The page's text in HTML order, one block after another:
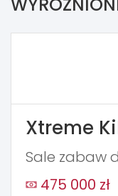
Xtreme
Sale zabaw
475 000 zł